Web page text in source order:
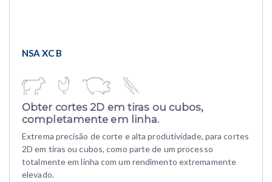
NSA XC B
Obter cortes 2D em tiras ou cubos,
completamente em linha.
Extrema precisão de corte e alta produtividade, para cortes
2D em tiras ou cubos, como parte de um processo
totalmente em linha com um rendimento extremamente
elevado.